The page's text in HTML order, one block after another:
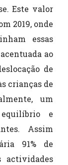
Este valor
2019, onde
essas
ao
de
crianças de
um
e
Assim
91% de
actividades